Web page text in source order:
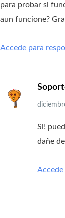
para probar si
aun funcione?
Accede para
Si!
dañe